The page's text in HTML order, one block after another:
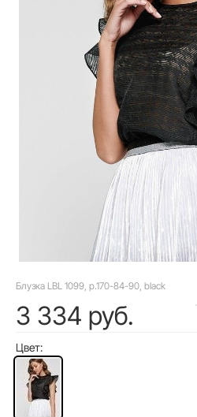
Блузка LBL 1099, р.170-84-90, black
3 334 руб.
Цвет: